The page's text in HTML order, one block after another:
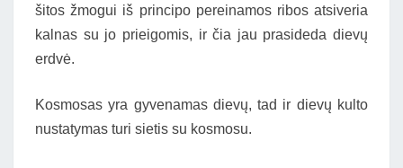
šitos žmogui iš principo pereinamos ribos atsiveria
kalnas su jo prieigomis, ir čia jau prasideda dievų
erdvė.
Kosmosas yra gyvenamas dievų, tad ir dievų kulto
nustatymas turi sietis su kosmosu.